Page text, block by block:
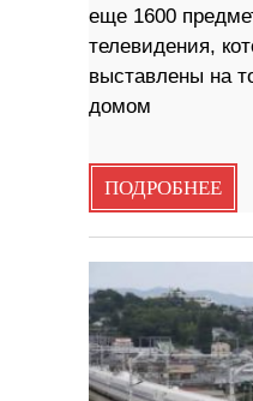
еще 1600
телевидения,
выставлены на
домом
ПОДРОБНЕЕ